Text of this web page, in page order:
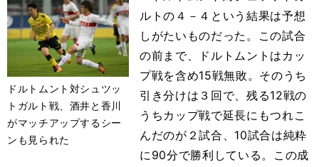
ドルトムント対シュツッ
トガルト戦、酒井と香川
がマッチアップするシー
ンも見られた
ルトの４－４という結果は予想
しがたいものだった。この試合
の前まで、ドルトムントはカッ
プ戦を含め15戦無敗。そのうち
引き分けは３回で、残る12戦の
うちカップ戦で延長にもつれこ
んだのが２試合、10試合は純粋
に90分で勝利している。この成